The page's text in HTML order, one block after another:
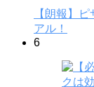
【朗報】
アル！
6